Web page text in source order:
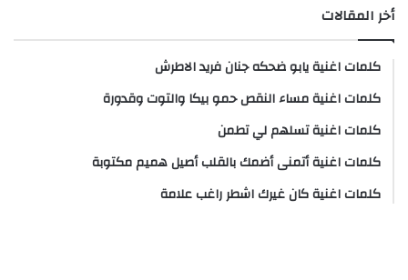
أخر المقالات
كلمات اغنية يابو ضحكه جنان فريد الاطرش
كلمات اغنية مساء النقص حمو بيكا والتوت وقدورة
كلمات اغنية تسلهم لي تطمن
كلمات اغنية أتمنى أضمك بالقلب أصيل هميم مكتوبة
كلمات اغنية كان غيرك اشطر راغب علامة